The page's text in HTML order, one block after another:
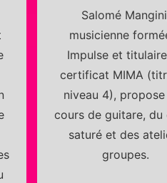
Salomé
musicienne
Impulse et
certificat MIMA
niveau 4),
cours de guitare, du
saturé et des
groupes.